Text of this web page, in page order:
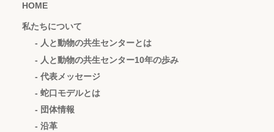
HOME
私たちについて
- 人と動物の共生センターとは
- 人と動物の共生センター10年の歩み
- 代表メッセージ
- 蛇口モデルとは
- 団体情報
- 沿革